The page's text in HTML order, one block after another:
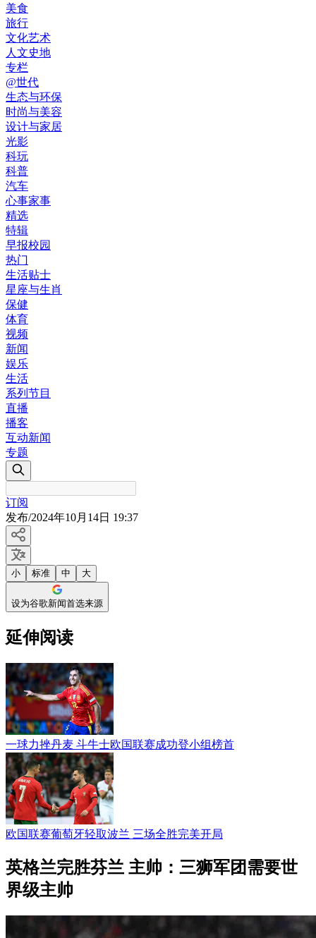
美食
旅行
文化艺术
人文史地
专栏
@世代
生态与环保
时尚与美容
设计与家居
光影
科玩
科普
汽车
心事家事
精选
特辑
早报校园
热门
生活贴士
星座与生肖
保健
体育
视频
新闻
娱乐
生活
系列节目
直播
播客
互动新闻
专题
订阅
发布/2024年10月14日 19:37
小 标准 中 大
设为谷歌新闻首选来源
延伸阅读
一球力挫丹麦 斗牛士欧国联赛成功登小组榜首
欧国联赛葡萄牙轻取波兰 三场全胜完美开局
英格兰完胜芬兰 主帅：三狮军团需要世
界级主帅